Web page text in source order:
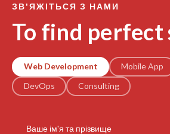
ЗВ'ЯЖІТЬСЯ З НАМИ
To find perfect
Web Development Mobile App
DevOps
Consulting
Ваше ім'я та прізвище